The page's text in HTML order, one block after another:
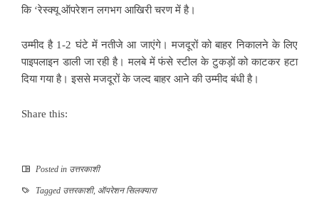
कि ‘रेस्क्यू ऑपरेशन लगभग आखिरी चरण में है।
उम्मीद है 1-2 घंटे में नतीजे आ जाएंगे। मजदूरों को बाहर निकालने के लिए
पाइपलाइन डाली जा रही है। मलबे में फंसे स्टील के टुकड़ों को काटकर हटा
दिया गया है। इससे मजदूरों के जल्द बाहर आने की उम्मीद बंधी है।
Share this:
Posted in उत्तरकाशी
Tagged उत्तरकाशी, ऑपरेशन सिलक्यारा